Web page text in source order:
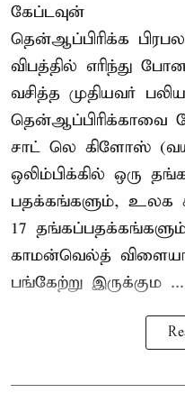
கேப்டவுன்
தென்ஆப்பிரிக்க
விபத்தில் எரிந்து
வசித்த முதியவர்
தென்ஆப்பிரிக்காவை
சாட் லெ கிளோஸ்
ஒலிம்பிக்கில் ஒரு
பதக்கங்களும், உலக
17
காமன்வெல்த்
பங்கேற்று இருக்கும ...